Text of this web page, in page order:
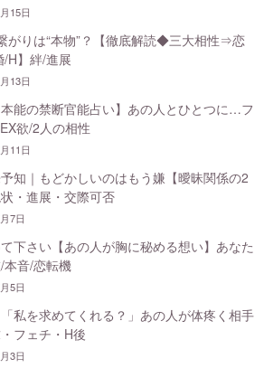
15日
がりは“本物”？【徹底解読◆三大相性⇒恋
/H】絆/進展
13日
本能の禁断官能占い】あの人とひとつに…フ
欲/2人の相性
11日
知｜もどかしいのはもう嫌【曖昧関係の2
・進展・交際可否
7日
下さい【あの人が胸に秘める想い】あなた
本音/恋転機
5日
私を求めてくれる？」あの人が体疼く相手
フェチ・H後
3日